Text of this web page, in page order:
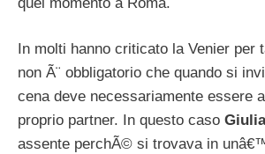
In molti hanno criticato la Venier per
non Ã¨ obbligatorio che quando si
cena deve necessariamente essere
proprio partner. In questo caso
assente perchÃ© si trovava in